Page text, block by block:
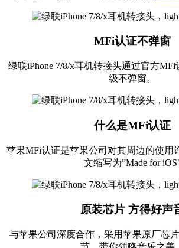
MFi认证不弹窗
绿联iPhone 7/8/x耳机转接头通过官方
级不弹窗。
什么是MFi认证
苹果MFi认证是苹果公司对其周边的使用
文缩写为”Made for
原装芯片 方得好声
与苹果公司深度合作，采用苹果原厂芯